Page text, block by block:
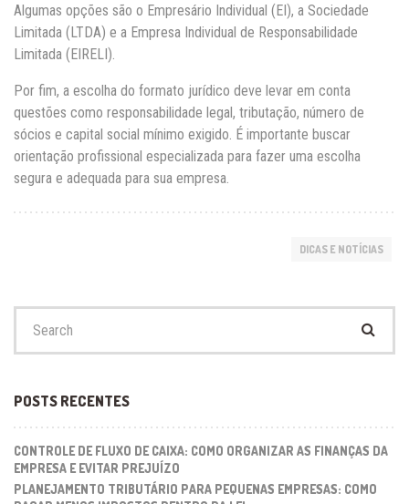
Algumas opções são o Empresário Individual (EI), a Sociedade
Limitada (LTDA) e a Empresa Individual de Responsabilidade
Limitada (EIRELI).
Por fim, a escolha do formato jurídico deve levar em conta
questões como responsabilidade legal, tributação, número de
sócios e capital social mínimo exigido. É importante buscar
orientação profissional especializada para fazer uma escolha
segura e adequada para sua empresa.
DICAS E NOTÍCIAS
POSTS RECENTES
CONTROLE DE FLUXO DE CAIXA: COMO ORGANIZAR AS FINANÇAS DA
EMPRESA E EVITAR PREJUÍZO
PLANEJAMENTO TRIBUTÁRIO PARA PEQUENAS EMPRESAS: COMO